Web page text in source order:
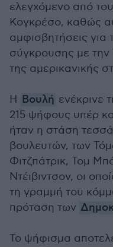
ελεγχόμενο από
Κογκρέσο, καθώς
αμφισβητήσεις για
σύγκρουσης με την
της αμερικανικής
Η Βουλή ενέκρινε
215 ψήφους υπέρ
ήταν η στάση
βουλευτών, των
Φιτζπάτρικ, Τομ
Ντέιβιντσον, οι
τη γραμμή του
πρόταση των
Το ψήφισμα